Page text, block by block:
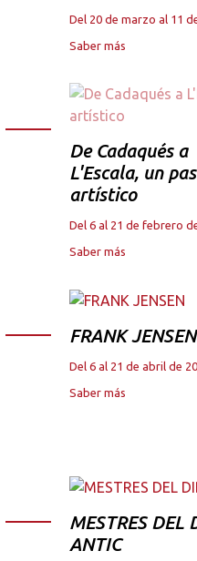
Del 20 de marzo al 11
Saber más
De Cadaqués a
L'Escala, un
artístico
Del 6 al 21 de febrero
Saber más
FRANK JENSEN
Del 6 al 21 de abril de
Saber más
MESTRES DEL
ANTIC